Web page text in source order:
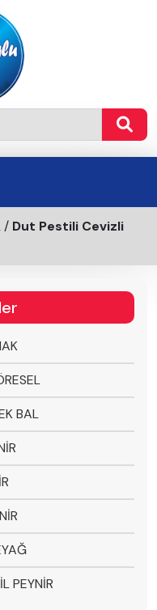
/ Dut Pestili Cevizli
BAL
PEYNİR